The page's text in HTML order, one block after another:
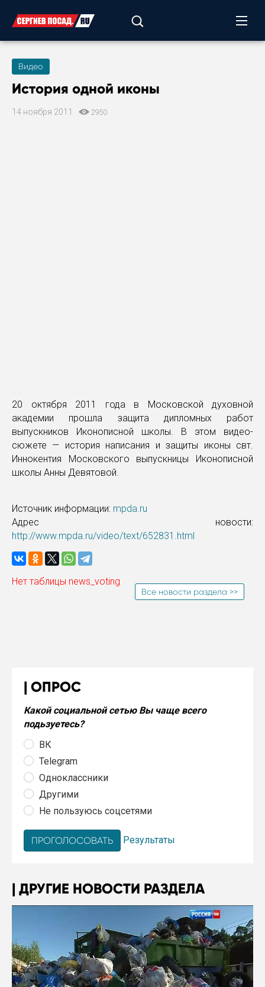
Видео
История одной иконы
14 ноября 2011 2950
20 октября 2011 года в Московской духовной
академии прошла защита дипломных работ
выпускников Иконописной школы. В этом видео-
сюжете — история написания и защиты иконы свт.
Иннокентия Московского выпускницы Иконописной
школы Анны Девятовой.
Источник информации: mpda.ru
Адрес новости:
http://www.mpda.ru/video/text/652831.html
Нет таблицы news_voting
Все новости раздела >>
ОПРОС
Какой социальной сетью Вы чаще всего
подьзуетесь?
ВК
Telegram
Одноклассники
Другими
Не пользуюсь соцсетями
Результаты
ДРУГИЕ НОВОСТИ РАЗДЕЛА